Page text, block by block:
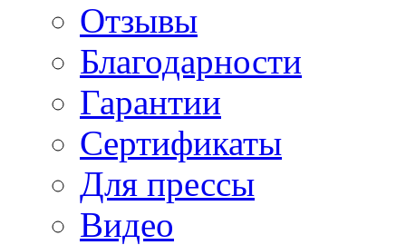
Отзывы
Благодарности
Гарантии
Сертификаты
Для прессы
Видео